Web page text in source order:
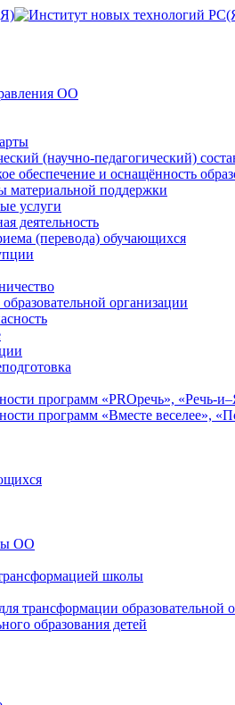
ОО
(научно-педагогический)
обеспечение и оснащённость
поддержки
услуги
деятельность
(перевода) обучающихся
организации
программ «PROречь», «Речь-
программ «Вместе веселее»,
ОО
школы
трансформации образовательной
образования детей